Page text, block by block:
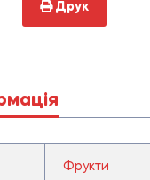
Друк
Фрукти